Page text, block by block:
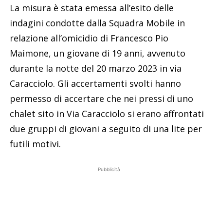
La misura è stata emessa all’esito delle
indagini condotte dalla Squadra Mobile in
relazione all’omicidio di Francesco Pio
Maimone, un giovane di 19 anni, avvenuto
durante la notte del 20 marzo 2023 in via
Caracciolo. Gli accertamenti svolti hanno
permesso di accertare che nei pressi di uno
chalet sito in Via Caracciolo si erano affrontati
due gruppi di giovani a seguito di una lite per
futili motivi.
Pubblicità